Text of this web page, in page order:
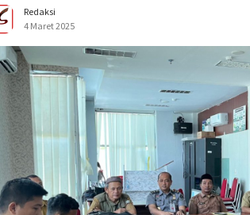
Redaksi
4 Maret 2025